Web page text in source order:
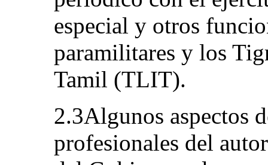
especial y otros
paramilitares y los
Tamil (TLIT).
2.3Algunos aspectos
profesionales del